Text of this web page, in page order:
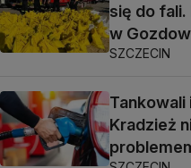
się do fali.
w
SZCZECIN
Tankowali
Kradzież